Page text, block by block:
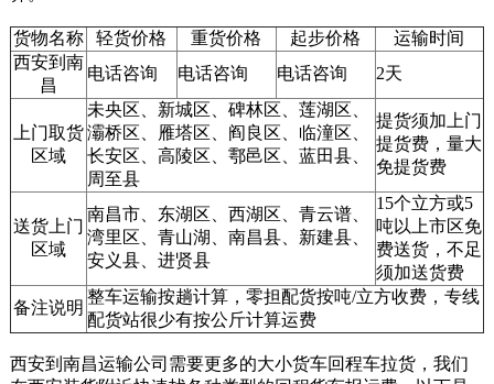
货物名称 轻货价格 重货价格 起步价格
运输时间
西安到南
昌
电话咨询 电话咨询 电话咨询 2天
上门取货
区域
未央区、新城区、碑林区、莲湖区、
灞桥区、雁塔区、阎良区、临潼区、
长安区、高陵区、鄠邑区、蓝田县、
周至县
提货须加上门
提货费，量大
免提货费
送货上门
区域
南昌市、东湖区、西湖区、青云谱、
湾里区、青山湖、南昌县、新建县、
安义县、进贤县
15个立方或5
吨以上市区免
费送货，不足
须加送货费
备注说明
整车运输按趟计算，零担配货按吨/立方收费，专线
配货站很少有按公斤计算运费
西安到南昌运输公司需要更多的大小货车回程车拉货，我们